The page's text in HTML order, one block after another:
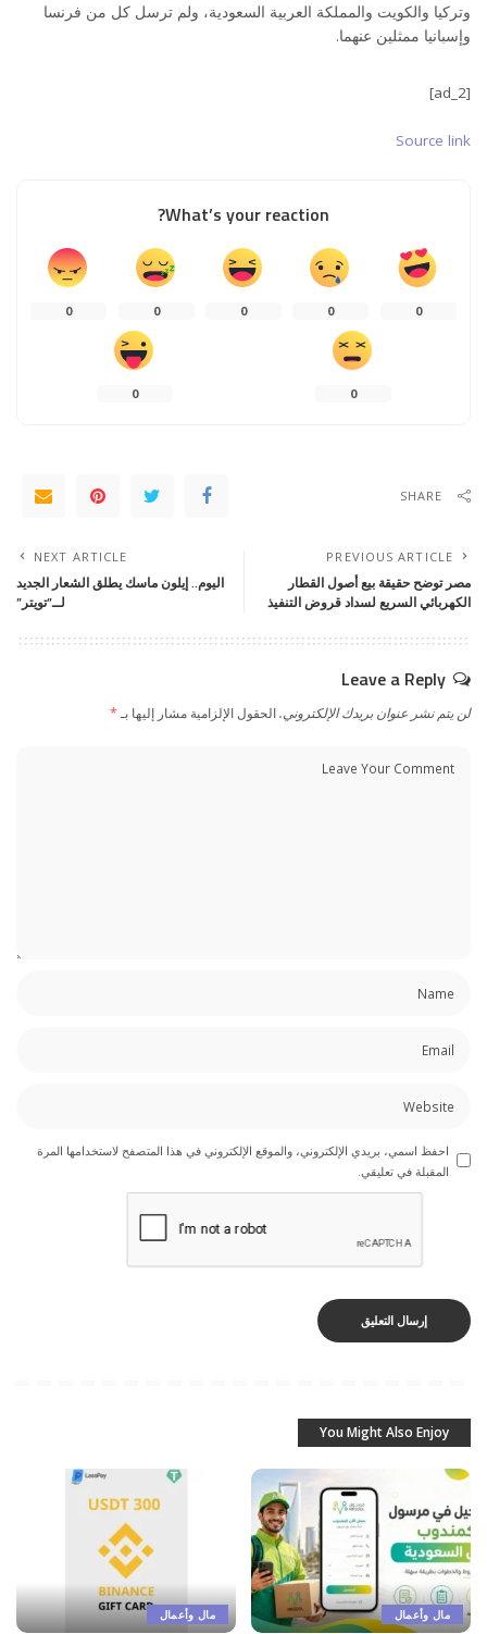
وتركيا والكويت والمملكة العربية السعودية، ولم ترسل كل من فرنسا
وإسبانيا ممثلين عنهما.
[ad_2]
Source link
What’s your reaction?
0
0
0
0
0
0
0
SHARE
PREVIOUS ARTICLE
مصر توضح حقيقة بيع أصول القطار
الكهربائي السريع لسداد قروض التنفيذ
NEXT ARTICLE
اليوم.. إيلون ماسك يطلق الشعار الجديد
لــ”تويتر”
Leave a Reply
لن يتم نشر عنوان بريدك الإلكتروني.الحقول الإلزامية مشار إليها بـ*
احفظ اسمي، بريدي الإلكتروني، والموقع الإلكتروني في هذا المتصفح لاستخدامها المرة
المقبلة في تعليقي.
You Might Also Enjoy
مال وأعمال مال وأعمال